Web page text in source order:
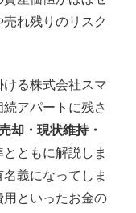
れ残りのリスク
る株式会社スマ
アパートに残さ
却・現状維持・
ともに解説しま
義になってしま
用といったお金の